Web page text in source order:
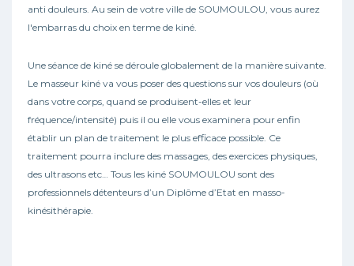
anti douleurs. Au sein de votre ville de SOUMOULOU, vous aurez
l'embarras du choix en terme de kiné.
Une séance de kiné se déroule globalement de la manière suivante.
Le masseur kiné va vous poser des questions sur vos douleurs (où
dans votre corps, quand se produisent-elles et leur
fréquence/intensité) puis il ou elle vous examinera pour enfin
établir un plan de traitement le plus efficace possible. Ce
traitement pourra inclure des massages, des exercices physiques,
des ultrasons etc… Tous les kiné SOUMOULOU sont des
professionnels détenteurs d’un Diplôme d’Etat en masso-
kinésithérapie.